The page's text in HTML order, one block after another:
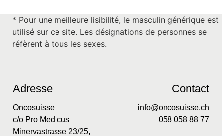
* Pour une meilleure lisibilité, le masculin générique est
utilisé sur ce site. Les désignations de personnes se
réfèrent à tous les sexes.
Adresse
Oncosuisse
c/o Pro Medicus
Minervastrasse 23/25,
Contact
info@oncosuisse.ch
058 058 88 77